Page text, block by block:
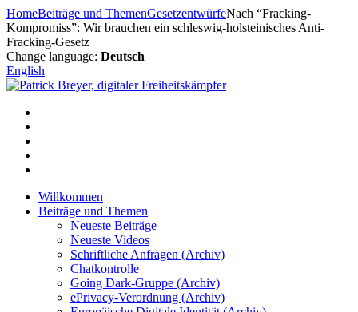
Zum
Inhalt
springen
HomeBeiträge und ThemenGesetzentwürfeNach “Fracking-
Kompromiss”: Wir brauchen ein schleswig-holsteinisches Anti-
Fracking-Gesetz
Change language: Deutsch
English
Willkommen
Beiträge und Themen
Neueste Beiträge
Neueste Videos
Schriftliche Anfragen (Archiv)
Chatkontrolle
Going Dark-Gruppe (Archiv)
ePrivacy-Verordnung (Archiv)